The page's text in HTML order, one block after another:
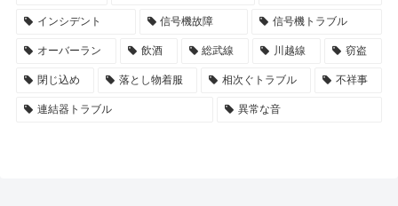
インシデント 信号機故障 信号機トラブル
オーバーラン 飲酒 総武線 川越線 窃盗
閉じ込め 落とし物着服 相次ぐトラブル 不祥事
連結器トラブル 異常な音